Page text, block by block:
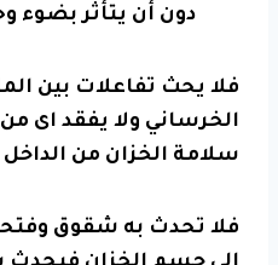
دون أن يتأثر بضوء
فلا يحث تفاعلات بين
الخرساني ولا يفقد اى
سلامة الخزان من الداخل
فلا تحدث به شقوق